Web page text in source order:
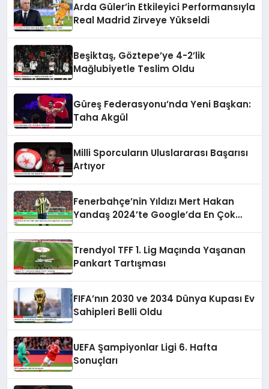
Arda Güler’in Etkileyici Performansıyla
Real Madrid Zirveye Yükseldi
Beşiktaş, Göztepe’ye 4-2’lik
Mağlubiyetle Teslim Oldu
Güreş Federasyonu’nda Yeni Başkan:
Taha Akgül
Milli Sporcuların Uluslararası Başarısı
Artıyor
Fenerbahçe’nin Yıldızı Mert Hakan
Yandaş 2024’te Google’da En Çok
Trendyol TFF 1. Lig Maçında Yaşanan
Pankart Tartışması
FIFA’nın 2030 ve 2034 Dünya Kupası Ev
Sahipleri Belli Oldu
UEFA Şampiyonlar Ligi 6. Hafta
Sonuçları